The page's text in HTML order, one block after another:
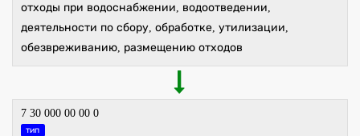
отходы при водоснабжении, водоотведении,
деятельности по сбору, обработке, утилизации,
обезвреживанию, размещению отходов
7 30 000 00 00 0
тип